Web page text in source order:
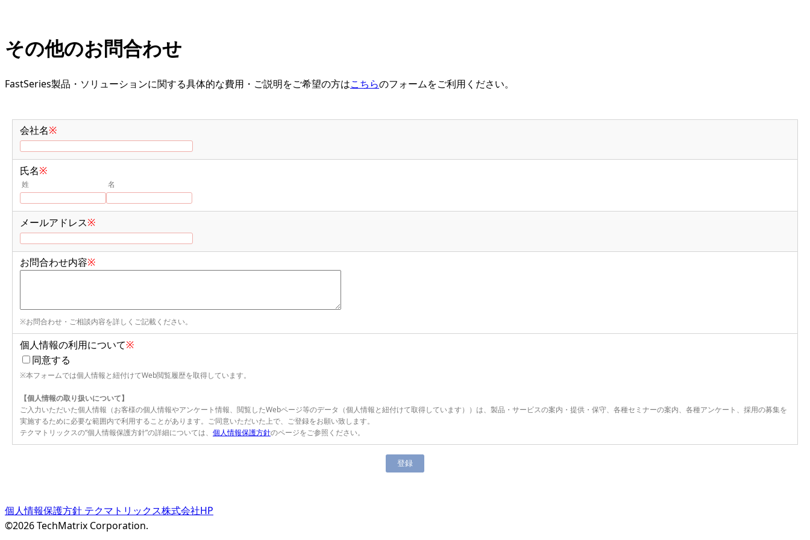
その他のお問合わせ
FastSeries製品・ソリューションに関する具体的な費用・ご説明をご希望の方はこちらのフォームをご利用ください。
会社名※
氏名※
姓 名
メールアドレス※
お問合わせ内容※
※お問合わせ・ご相談内容を詳しくご記載ください。
個人情報の利用について※
同意する
※本フォームでは個人情報と紐付けてWeb閲覧履歴を取得しています。
【個人情報の取り扱いについて】
ご入力いただいた個人情報（お客様の個人情報やアンケート情報、閲覧したWebページ等のデータ（個人情報と紐付けて取得しています））は、製品・サービスの案内・提供・保守、各種セミナーの案内、各種アンケート、採用の募集を
実施するために必要な範囲内で利用することがあります。ご同意いただいた上で、ご登録をお願い致します。
テクマトリックスの“個人情報保護方針”の詳細については、 個人情報保護方針のページをご参照ください。
個人情報保護方針 テクマトリックス株式会社HP
©2026 TechMatrix Corporation.